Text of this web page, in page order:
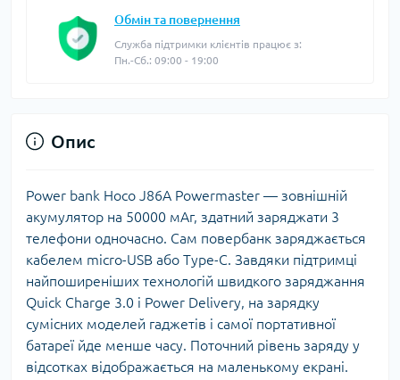
Обмін та повернення
Служба підтримки клієнтів працює з:
Пн.-Сб.: 09:00 - 19:00
Опис
Power bank Hoco J86A Powermaster — зовнішній
акумулятор на 50000 мАг, здатний заряджати 3
телефони одночасно. Сам повербанк заряджається
кабелем micro-USB або Type-C. Завдяки підтримці
найпоширеніших технологій швидкого заряджання
Quick Charge 3.0 і Power Delivery, на зарядку
сумісних моделей гаджетів і самої портативної
батареї йде менше часу. Поточний рівень заряду у
відсотках відображається на маленькому екрані.